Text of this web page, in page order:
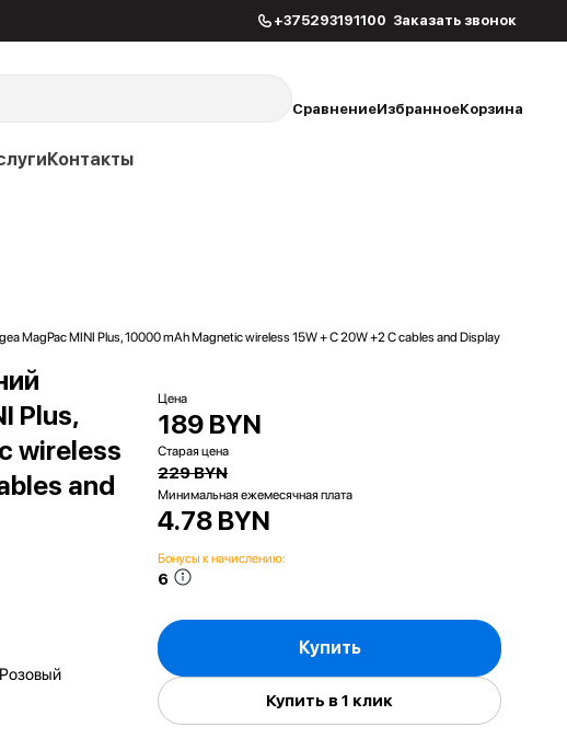
+375293191100 Заказать звонок
СравнениеИзбранноеКорзина
Контакты
MagPac MINI Plus, 10000 mAh Magnetic wireless 15W + С 20W +2 C cables and Display
Plus,
wireless
and
Розовый
Цена
189 BYN
Старая цена
229 BYN
Минимальная ежемесячная плата
4.78 BYN
Бонусы к начислению:
6
Купить
Купить в 1 клик